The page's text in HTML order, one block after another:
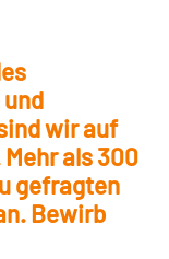
wir auf
als 300
gefragten
Bewirb